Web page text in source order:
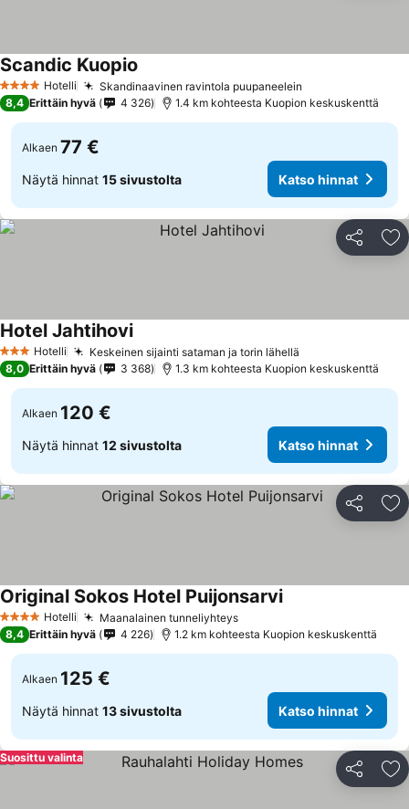
4 Tähtiluokitus
Hotelli Skandinaavinen ravintola puupaneelein
Scandic Kuopio
8,4 Erittäin hyvä 4 326 1.4 km kohteesta Kuopion keskuskenttä
Alkaen 77 €
Näytä hinnat 15 sivustolta Katso hinnat
Jaa
3 Tähtiluokitus
Hotelli Keskeinen sijainti sataman ja torin lähellä
Hotel JahtihoviKatso hinnat
8,0 Erittäin hyvä 3 368 1.3 km kohteesta Kuopion keskuskenttä
Alkaen 120 €
Näytä hinnat 12 sivustolta Katso hinnat
Jaa
4 Tähtiluokitus
Hotelli Maanalainen tunneliyhteysKatso hinnat
Original Sokos Hotel PuijonsarviKatso hinnat
8,4 Erittäin hyvä 4 226 1.2 km kohteesta Kuopion keskuskenttä
Alkaen 125 €
Näytä hinnat 13 sivustolta Katso hinnat
Jaa
Suosittu valinta